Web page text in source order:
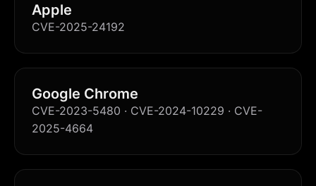
Apple
CVE-2025-24192
Google Chrome
CVE-2023-5480 · CVE-2024-10229 · CVE-
2025-4664